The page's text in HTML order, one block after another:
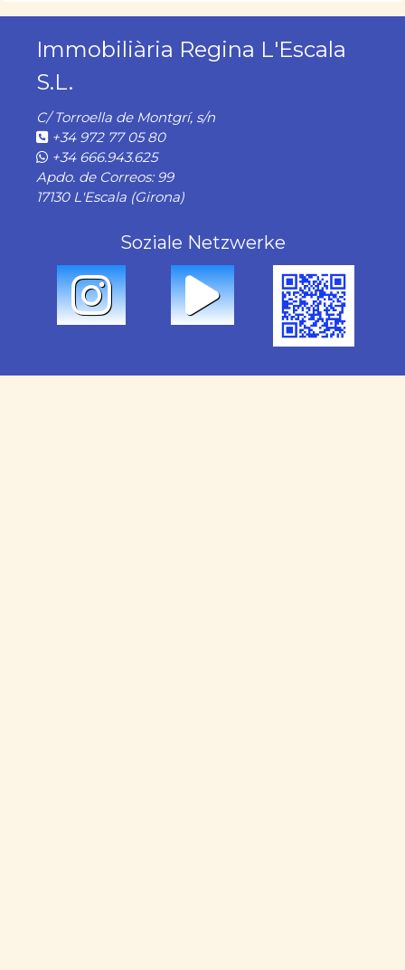
Immobiliària Regina L'Escala
S.L.
C/ Torroella de Montgrí, s/n
+34 972 77 05 80
+34 666.943.625
Apdo. de Correos: 99
17130 L'Escala (Girona)
Soziale Netzwerke